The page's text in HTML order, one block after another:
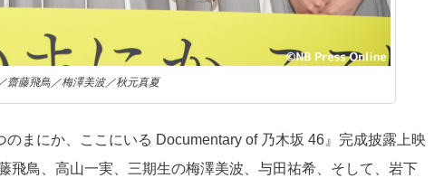
齋藤飛鳥／梅澤美波／秋元真夏
まにか、ここにいる Documentary of 乃木坂 46』完成披露上映
飛鳥、高山一実、三期生の梅澤美波、与田祐希、そして、岩下